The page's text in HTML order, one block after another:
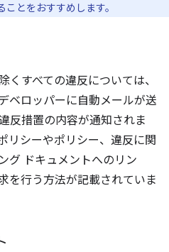
とをおすすめします。
すべての違反については、
ベロッパーに自動メールが送
反措置の内容が通知されま
リシーやポリシー、違反に関
グ ドキュメントへのリン
を行う方法が記載されていま